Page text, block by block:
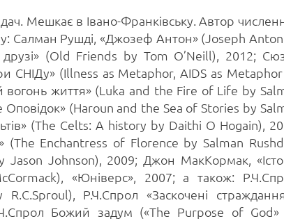
Мешкає в Івано-Франківську. Автор
Салман Рушді, «Джозеф Антон» (Joseph
(Old Friends by Тоm O’Neill), 2012;
СНІДу» (Illness as Metaphor, AIDS as
вогонь життя» (Luka and the Fire of Life by
(Haroun and the Sea of Stories by
(The Celts: A history by Daithi O Hogain),
(The Enchantress of Florence by Salman
Johnson), 2009; Джон МакКормак,
«Юніверс», 2007; а також:
Р.Ч.Спрол «Заскочені
Божий задум («The Purpose of